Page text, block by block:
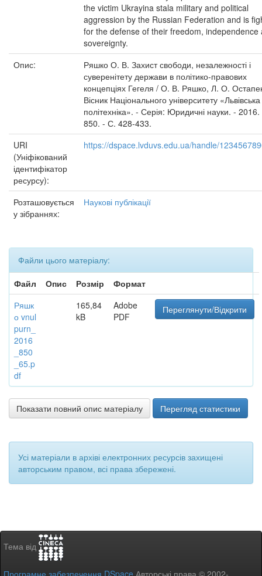
the victim Ukrayina stala military and political
aggression by the Russian Federation and is
for the defense of their freedom, independence
sovereignty.
Опис:
Ряшко О. В. Захист свободи, незалежності і
суверенітету держави в політико-правових
концепціях Гегеля / О. В. Ряшко, Л. О.
Вісник Національного університету «Львівська
політехніка». - Серія: Юридичні науки. -
850. - С. 428-433.
URI
(Уніфікований
ідентифікатор
ресурсу):
https://dspace.lvduvs.edu.ua/handle/
Розташовується
у зібраннях:
Наукові публікації
Файли цього матеріалу:
Файл
Опис Розмір
Формат
Ряшк
о vnul
purn_
2016
_850
_65.p
df
165,84
kB
Adobe
PDF
Переглянути/Відкрити
Показати повний опис матеріалу Перегляд статистики
Усі матеріали в архіві електронних ресурсів захищені
авторським правом, всі права збережені.
Тема від
Програмне забезпечення DSpace Авторські права © 2002-